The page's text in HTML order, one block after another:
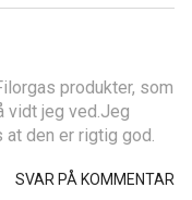
produkter, som
vidt jeg ved.Jeg
den er rigtig god.
SVAR PÅ KOMMENTAR